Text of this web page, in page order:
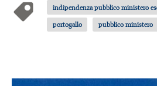
indipendenza pubblico ministero
portogallo
pubblico ministero